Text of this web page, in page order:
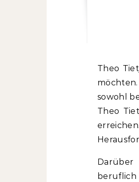
Theo Tietjen ist eine Persönlichkeit, über die viele Menschen mehr erfahren
sowohl
Theo
beruflich